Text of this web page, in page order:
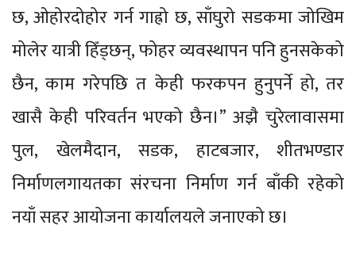
छ, ओहोरदोहोर गर्न गाह्रो छ, साँघुरो सडकमा जोखिम
मोलेर यात्री हिँड्छन्, फोहर व्यवस्थापन पनि हुनसकेको
छैन, काम गरेपछि त केही फरकपन हुनुपर्ने हो, तर
खासै केही परिवर्तन भएको छैन।” अझै चुरेलावासमा
पुल, खेलमैदान, सडक, हाटबजार, शीतभण्डार
निर्माणलगायतका संरचना निर्माण गर्न बाँकी रहेको
नयाँ सहर आयोजना कार्यालयले जनाएको छ।